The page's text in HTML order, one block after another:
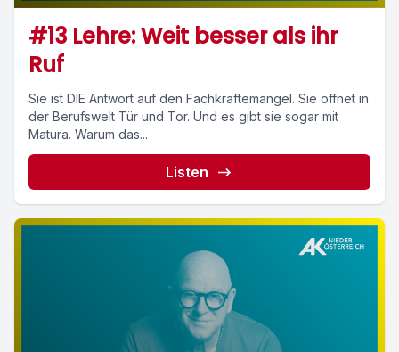
#13 Lehre: Weit besser als ihr
Ruf
Sie ist DIE Antwort auf den Fachkräftemangel. Sie öffnet in
der Berufswelt Tür und Tor. Und es gibt sie sogar mit
Matura. Warum das...
Listen